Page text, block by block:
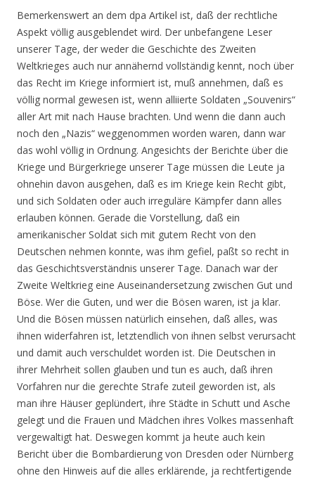
Bemerkenswert an dem dpa Artikel ist, daß der rechtliche
Aspekt völlig ausgeblendet wird. Der unbefangene Leser
unserer Tage, der weder die Geschichte des Zweiten
Weltkrieges auch nur annähernd vollständig kennt, noch über
das Recht im Kriege informiert ist, muß annehmen, daß es
völlig normal gewesen ist, wenn alliierte Soldaten „Souvenirs“
aller Art mit nach Hause brachten. Und wenn die dann auch
noch den „Nazis“ weggenommen worden waren, dann war
das wohl völlig in Ordnung. Angesichts der Berichte über die
Kriege und Bürgerkriege unserer Tage müssen die Leute ja
ohnehin davon ausgehen, daß es im Kriege kein Recht gibt,
und sich Soldaten oder auch irreguläre Kämpfer dann alles
erlauben können. Gerade die Vorstellung, daß ein
amerikanischer Soldat sich mit gutem Recht von den
Deutschen nehmen konnte, was ihm gefiel, paßt so recht in
das Geschichtsverständnis unserer Tage. Danach war der
Zweite Weltkrieg eine Auseinandersetzung zwischen Gut und
Böse. Wer die Guten, und wer die Bösen waren, ist ja klar.
Und die Bösen müssen natürlich einsehen, daß alles, was
ihnen widerfahren ist, letztendlich von ihnen selbst verursacht
und damit auch verschuldet worden ist. Die Deutschen in
ihrer Mehrheit sollen glauben und tun es auch, daß ihren
Vorfahren nur die gerechte Strafe zuteil geworden ist, als
man ihre Häuser geplündert, ihre Städte in Schutt und Asche
gelegt und die Frauen und Mädchen ihres Volkes massenhaft
vergewaltigt hat. Deswegen kommt ja heute auch kein
Bericht über die Bombardierung von Dresden oder Nürnberg
ohne den Hinweis auf die alles erklärende, ja rechtfertigende